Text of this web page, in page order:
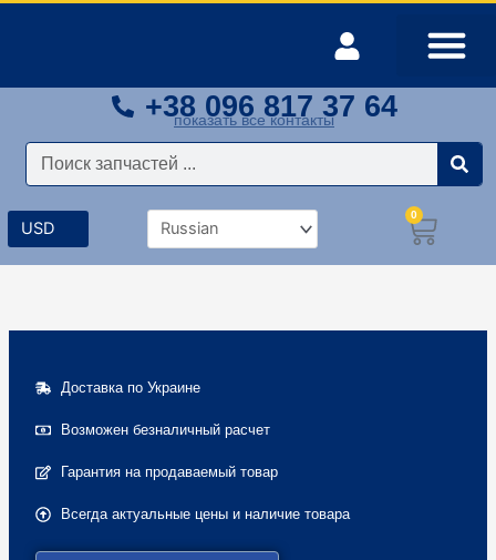
+38 096 817 37 64
показать все контакты
Поиск
0
Доставка по Украине
Возможен безналичный расчет
Гарантия на продаваемый товар
Всегда актуальные цены и наличие товара